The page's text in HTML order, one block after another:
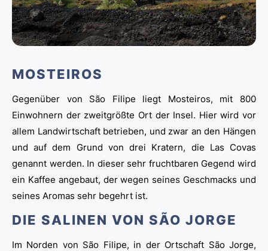
MOSTEIROS
Gegenüber von São Filipe liegt Mosteiros, mit 800
Einwohnern der zweitgrößte Ort der Insel. Hier wird vor
allem Landwirtschaft betrieben, und zwar an den Hängen
und auf dem Grund von drei Kratern, die Las Covas
genannt werden. In dieser sehr fruchtbaren Gegend wird
ein Kaffee angebaut, der wegen seines Geschmacks und
seines Aromas sehr begehrt ist.
DIE SALINEN VON SÃO JORGE
Im Norden von São Filipe, in der Ortschaft São Jorge,